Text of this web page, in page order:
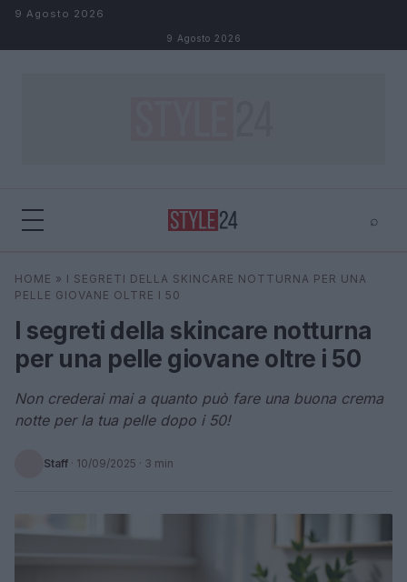
Salta al contenuto
9 Agosto 2026
9 Agosto 2026
⌕
Cerca ⌕
HOME » I SEGRETI DELLA SKINCARE NOTTURNA PER UNA
PELLE GIOVANE OLTRE I 50
I segreti della skincare notturna
per una pelle giovane oltre i 50
Non crederai mai a quanto può fare una buona crema
notte per la tua pelle dopo i 50!
Staff · 10/09/2025 · 3 min